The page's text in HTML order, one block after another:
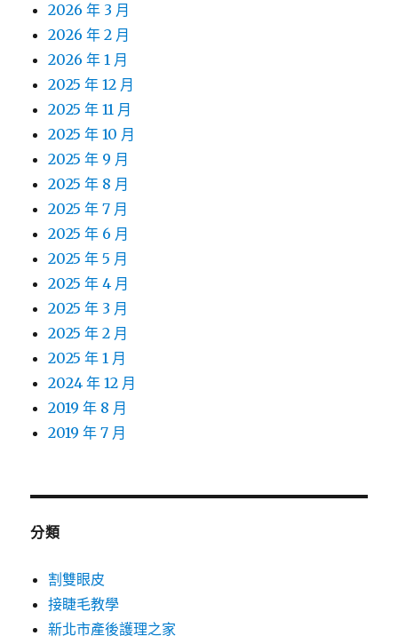
2026 年 3 月
2026 年 2 月
2026 年 1 月
2025 年 12 月
2025 年 11 月
2025 年 10 月
2025 年 9 月
2025 年 8 月
2025 年 7 月
2025 年 6 月
2025 年 5 月
2025 年 4 月
2025 年 3 月
2025 年 2 月
2025 年 1 月
2024 年 12 月
2019 年 8 月
2019 年 7 月
分類
割雙眼皮
接睫毛教學
新北市產後護理之家